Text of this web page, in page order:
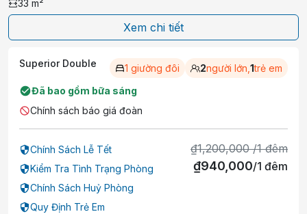
33 m²
Xem chi tiết
Superior Double 1 giường đôi 2người lớn, 1trẻ em
Đã bao gồm bữa sáng
Chính sách báo giá đoàn
Chính Sách Lễ Tết
Kiểm Tra Tình Trạng Phòng
Chính Sách Huỷ Phòng
Quy Định Trẻ Em
₫1,200,000 /1 đêm
₫940,000/1 đêm